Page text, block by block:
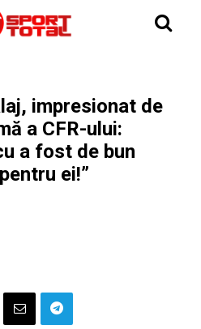
impresionat de
a CFR-ului:
a fost de bun
ei!”